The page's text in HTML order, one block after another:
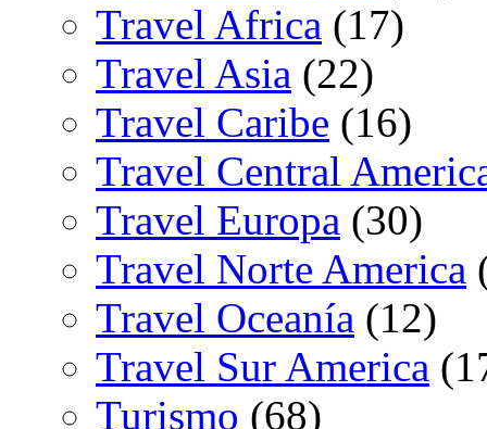
Travel Africa (17)
Travel Asia (22)
Travel Caribe (16)
Travel Central
Travel Europa (30)
Travel Norte America
Travel Oceanía (12)
Travel Sur America
Turismo (68)